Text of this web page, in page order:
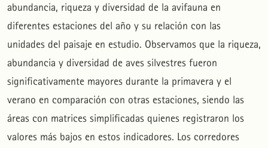
abundancia, riqueza y diversidad de la avifauna en
diferentes estaciones del año y su relación con las
unidades del paisaje en estudio. Observamos que la riqueza,
abundancia y diversidad de aves silvestres fueron
significativamente mayores durante la primavera y el
verano en comparación con otras estaciones, siendo las
áreas con matrices simplificadas quienes registraron los
valores más bajos en estos indicadores. Los corredores